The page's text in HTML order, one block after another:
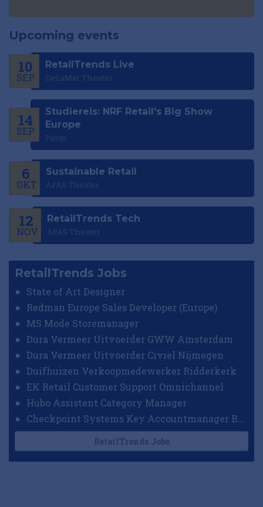
Upcoming events
10
SEP
RetailTrends Live
DeLaMar Theater
14
SEP
Studiereis: NRF Retail's Big Show
Europe
Parijs
6
OKT
Sustainable Retail
AFAS Theater
12
NOV
RetailTrends Tech
AFAS Theater
RetailTrends Jobs
State of Art Designer
Redman Europe Sales Developer (Europe)
MS Mode Storemanager
Dura Vermeer Uitvoerder GWW Amsterdam
Dura Vermeer Uitvoerder Civiel Nijmegen
Duifhuizen Verkoopmedewerker Ridderkerk
EK Retail Customer Support Omnichannel
Hubo Assistent Category Manager
Checkpoint Systems Key Accountmanager Benelux
RetailTrends Jobs